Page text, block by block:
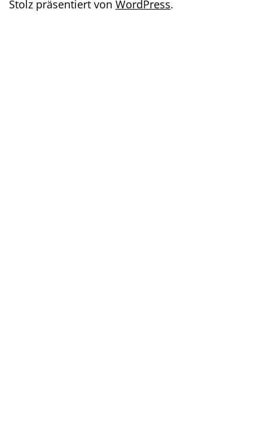
Stolz präsentiert von WordPress.